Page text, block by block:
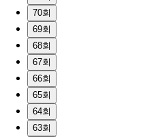
70회
69회
68회
67회
66회
65회
64회
63회